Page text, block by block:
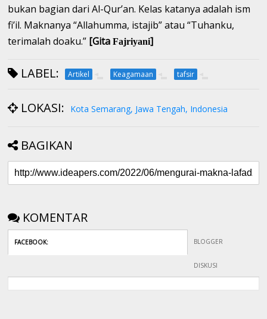
bukan bagian dari Al-Qur’an. Kelas katanya adalah ism
fi’il. Maknanya “Allahumma, istajib” atau “Tuhanku,
terimalah doaku.” [GitaFajriyani]
LABEL: Artikel Keagamaan tafsir
LOKASI: Kota Semarang, Jawa Tengah, Indonesia
BAGIKAN
KOMENTAR
FACEBOOK: BLOGGER
DISKUSI